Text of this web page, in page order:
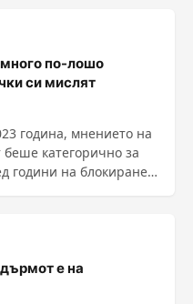
по-лошо
си мислят
година, мнението на
беше категорично за
години на блокиране
е на